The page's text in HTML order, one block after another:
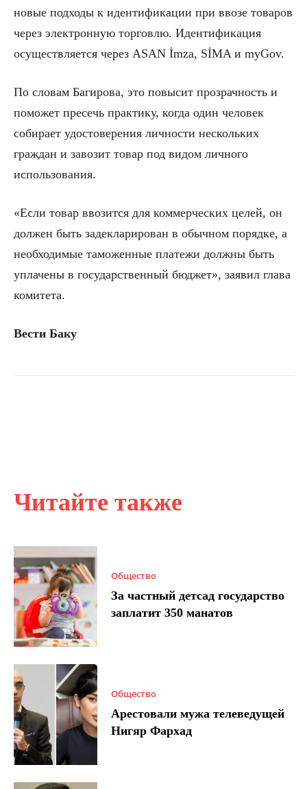
Читайте также
Общество
За частный детсад государство
заплатит 350 манатов
Общество
Арестовали мужа телеведущей
Нигяр Фархад
новые подходы к идентификации при ввозе товаров
через электронную торговлю. Идентификация
осуществляется через ASAN İmza, SİMA и myGov.
По словам Багирова, это повысит прозрачность и
поможет пресечь практику, когда один человек
собирает удостоверения личности нескольких
граждан и завозит товар под видом личного
использования.
«Если товар ввозится для коммерческих целей, он
должен быть задекларирован в обычном порядке, а
необходимые таможенные платежи должны быть
уплачены в государственный бюджет», заявил глава
комитета.
Вести Баку